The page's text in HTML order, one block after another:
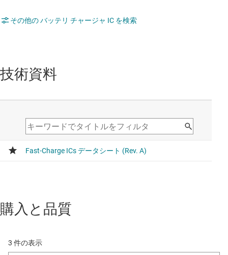
その他の バッテリ チャージャ IC を検索
技術資料
購入と品質